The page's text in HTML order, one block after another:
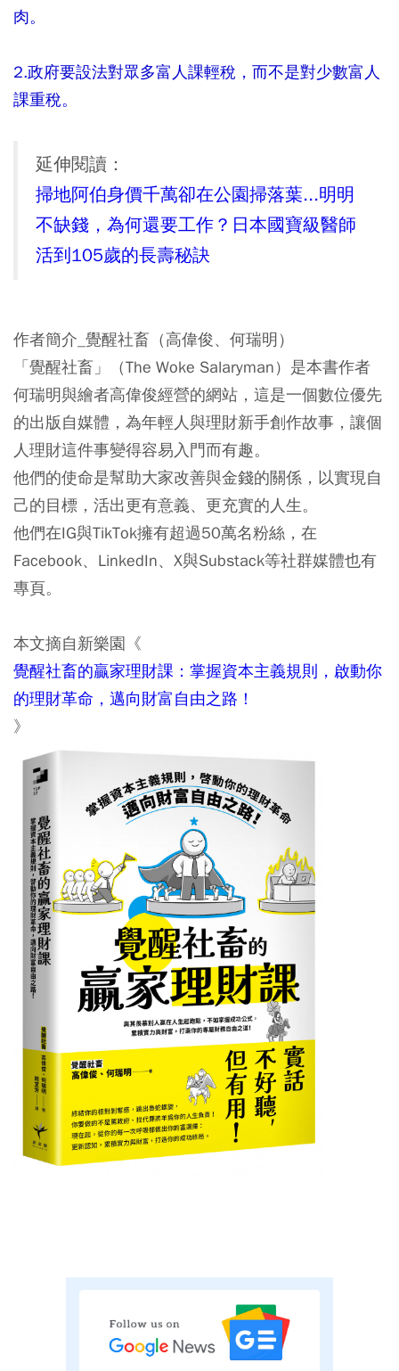
肉。
2.政府要設法對眾多富人課輕稅，而不是對少數富人
課重稅。
延伸閱讀：
掃地阿伯身價千萬卻在公園掃落葉...明明
不缺錢，為何還要工作？日本國寶級醫師
活到105歲的長壽秘訣
作者簡介_覺醒社畜（高偉俊、何瑞明）
「覺醒社畜」（The Woke Salaryman）是本書作者
何瑞明與繪者高偉俊經營的網站，這是一個數位優先
的出版自媒體，為年輕人與理財新手創作故事，讓個
人理財這件事變得容易入門而有趣。
他們的使命是幫助大家改善與金錢的關係，以實現自
己的目標，活出更有意義、更充實的人生。
他們在IG與TikTok擁有超過50萬名粉絲，在
Facebook、LinkedIn、X與Substack等社群媒體也有
專頁。
本文摘自新樂園《
覺醒社畜的贏家理財課：掌握資本主義規則，啟動你
的理財革命，邁向財富自由之路！
》